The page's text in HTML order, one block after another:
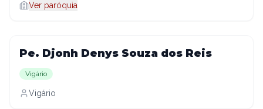
Ver paróquia
Pe. Djonh Denys Souza dos Reis
Vigário
Vigário